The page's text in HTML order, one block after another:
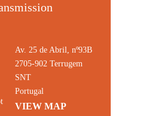
Av. 25 de Abril, nº93B
2705-902 Terrugem
SNT
Portugal
VIEW MAP